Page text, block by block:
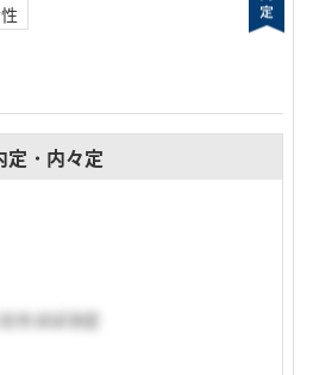
定・内々定
をほぼ決定